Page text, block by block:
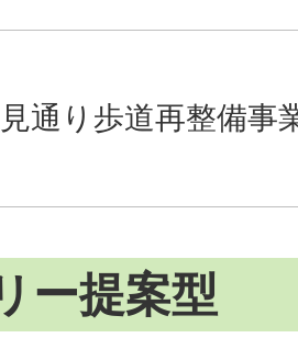
通り歩道再整備事
ー提案型